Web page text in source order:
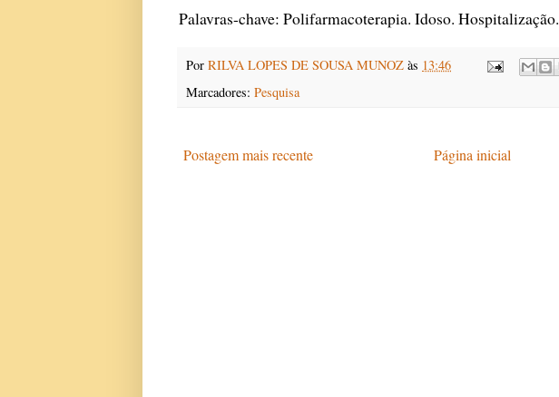
Palavras-chave: Polifarmacoterapia. Idoso. Hospitalização.
Por RILVA LOPES DE SOUSA MUNOZ às 13:46
Marcadores: Pesquisa
Postagem mais recente Página inicial